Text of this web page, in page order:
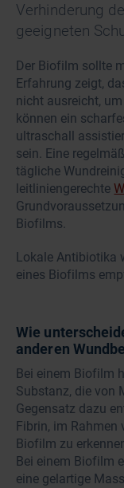
Verhinderung
geeigneten
Der Biofilm sollte
Erfahrung zeigt,
nicht ausreicht,
können ein
ultraschall
sein. Eine
tägliche
leitliniengerechte
Biofilms.
Lokale Antibiotika
eines Biofilms
Wie
anderen
Bei einem Biofilm
Substanz, die von
Gegensatz dazu
Fibrin, im Rahmen
Biofilm zu
Bei einem Biofilm
eine gelartige